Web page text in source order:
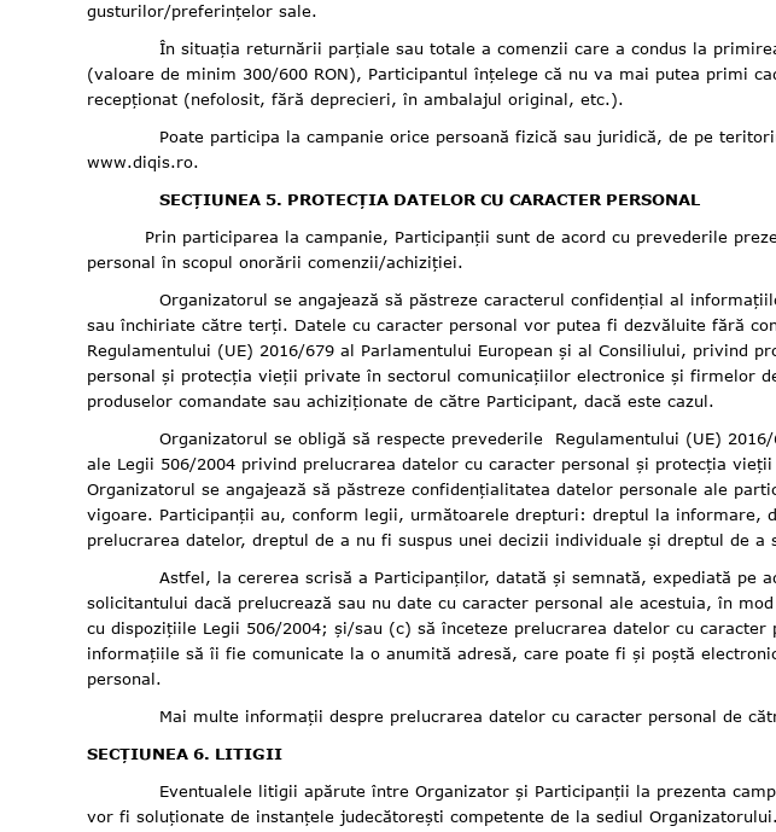
gusturilor/preferințelor sale.
În situația returnării parțiale sau totale a comenzii care a condus la primirea
(valoare de minim 300/600 RON), Participantul înțelege că nu va mai putea primi
recepționat (nefolosit, fără deprecieri, în ambalajul original, etc.).
Poate participa la campanie orice persoană fizică sau juridică, de pe teritoriul
www.diqis.ro.
SECȚIUNEA 5. PROTECȚIA DATELOR CU CARACTER PERSONAL
Prin participarea la campanie, Participanții sunt de acord cu prevederile
personal în scopul onorării comenzii/achiziției.
Organizatorul se angajează să păstreze caracterul confidențial al
sau închiriate către terți. Datele cu caracter personal vor putea fi dezvăluite fără
Regulamentului (UE) 2016/679 al Parlamentului European și al Consiliului,
personal și protecția vieții private în sectorul comunicațiilor electronice și firmelor
produselor comandate sau achiziționate de către Participant, dacă este cazul.
Organizatorul se obligă să respecte prevederile Regulamentului (UE) 2016/
ale Legii 506/2004 privind prelucrarea datelor cu caracter personal și protecția
Organizatorul se angajează să păstreze confidențialitatea datelor personale ale
vigoare. Participanții au, conform legii, următoarele drepturi: dreptul la informare,
prelucrarea datelor, dreptul de a nu fi suspus unei decizii individuale și dreptul de a
Astfel, la cererea scrisă a Participanților, datată și semnată, expediată pe
solicitantului dacă prelucrează sau nu date cu caracter personal ale acestuia, în
cu dispozițiile Legii 506/2004; și/sau (c) să înceteze prelucrarea datelor cu
informațiile să îi fie comunicate la o anumită adresă, care poate fi și poștă
personal.
Mai multe informații despre prelucrarea datelor cu caracter personal de către
SECȚIUNEA 6. LITIGII
Eventualele litigii apărute între Organizator și Participanții la prezenta
vor fi soluționate de instanțele judecătorești competente de la sediul Organizatorului.